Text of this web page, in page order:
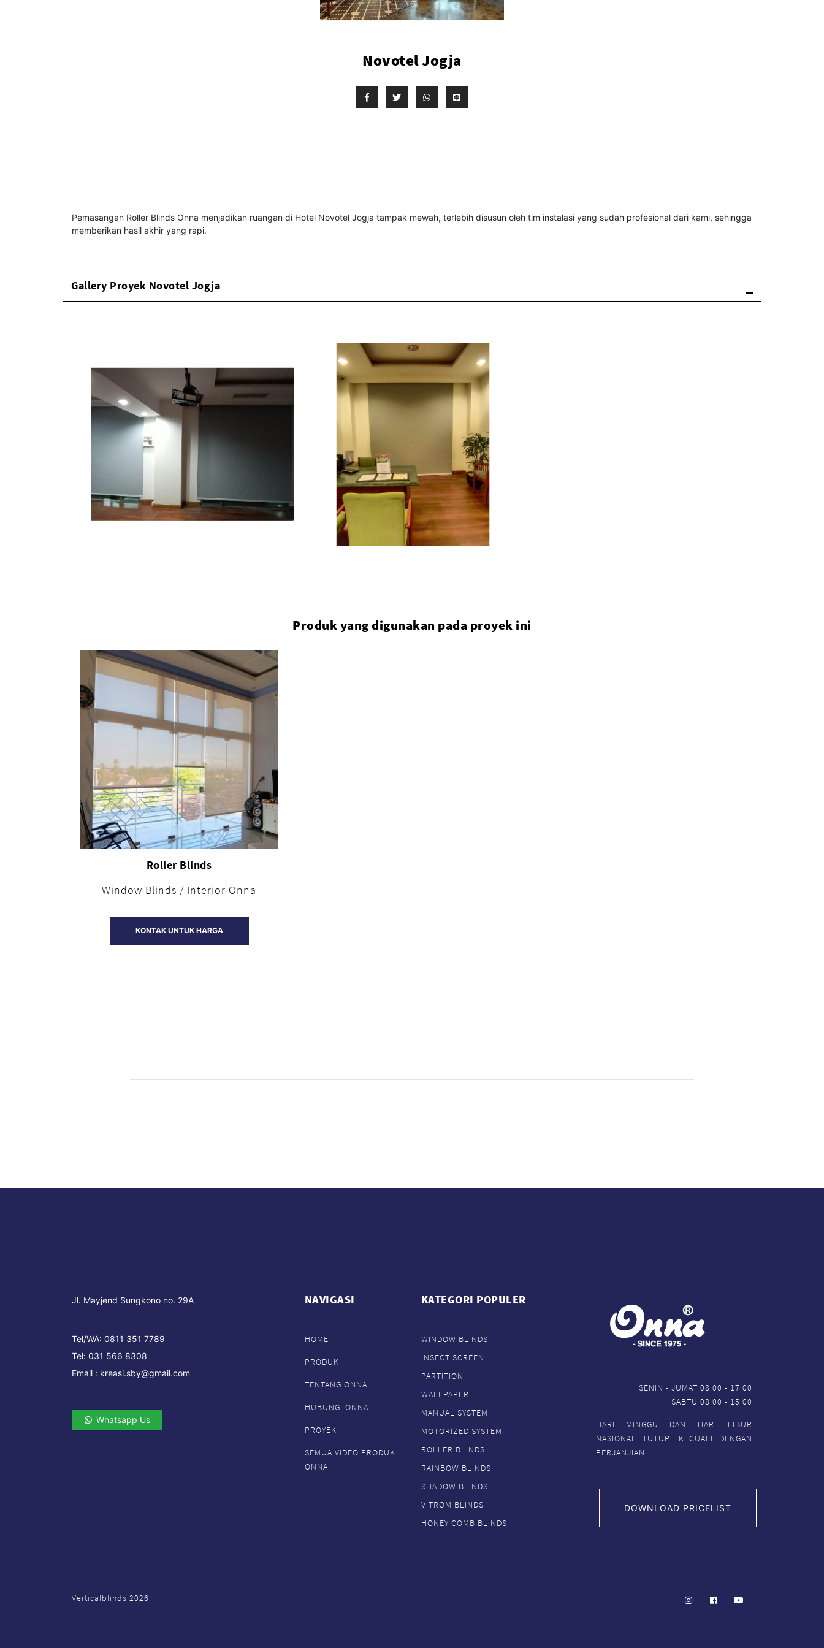
Novotel Jogja
Pemasangan Roller Blinds Onna menjadikan ruangan di Hotel Novotel Jogja tampak mewah, terlebih disusun oleh tim instalasi yang sudah profesional dari kami, sehingga
memberikan hasil akhir yang rapi.
Gallery Proyek Novotel Jogja
Produk yang digunakan pada proyek ini
Roller Blinds
Window Blinds / Interior Onna
KONTAK UNTUK HARGA
Jl. Mayjend Sungkono no. 29A
Tel/WA: 0811 351 7789
Tel: 031 566 8308
Email : kreasi.sby@gmail.com
Whatsapp Us
NAVIGASI
HOME
PRODUK
TENTANG ONNA
HUBUNGI ONNA
PROYEK
SEMUA VIDEO PRODUK
ONNA
KATEGORI POPULER
WINDOW BLINDS
INSECT SCREEN
PARTITION
WALLPAPER
MANUAL SYSTEM
MOTORIZED SYSTEM
ROLLER BLINDS
RAINBOW BLINDS
SHADOW BLINDS
VITROM BLINDS
HONEY COMB BLINDS
SENIN - JUMAT 08.00 - 17.00
SABTU 08.00 - 15.00
HARI MINGGU DAN HARI LIBUR
NASIONAL TUTUP. KECUALI DENGAN
PERJANJIAN
DOWNLOAD PRICELIST
Verticalblinds 2026